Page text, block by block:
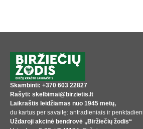
Skambinti: +370 603 22827
Rašyti: skelbimai@birzietis.lt
Laikraštis leidžiamas nuo 1945 metų,
du kartus per savaitę: antradieniais ir
Uždaroji akcinė bendrovė „Biržiečių žodis“